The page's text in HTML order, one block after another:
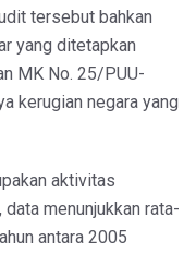
tersebut bahkan
yang ditetapkan
MK No. 25/PUU-
kerugian negara yang
aktivitas
menunjukkan rata-
antara 2005